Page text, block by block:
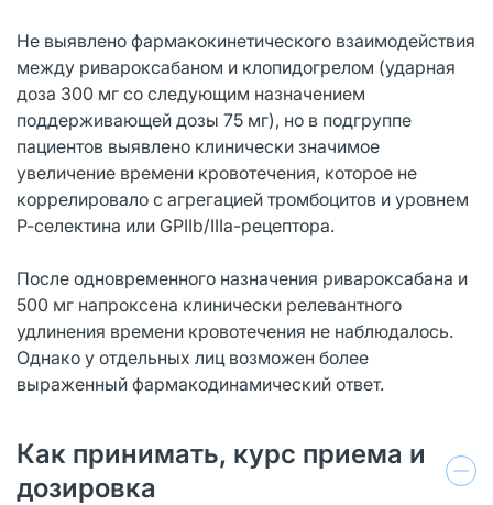
Не выявлено фармакокинетического взаимодействия
между ривароксабаном и клопидогрелом (ударная
доза 300 мг со следующим назначением
поддерживающей дозы 75 мг), но в подгруппе
пациентов выявлено клинически значимое
увеличение времени кровотечения, которое не
коррелировало с агрегацией тромбоцитов и уровнем
Р-селектина или GPIIb/IIIa-рецептора.
После одновременного назначения ривароксабана и
500 мг напроксена клинически релевантного
удлинения времени кровотечения не наблюдалось.
Однако у отдельных лиц возможен более
выраженный фармакодинамический ответ.
Как принимать, курс приема и
дозировка